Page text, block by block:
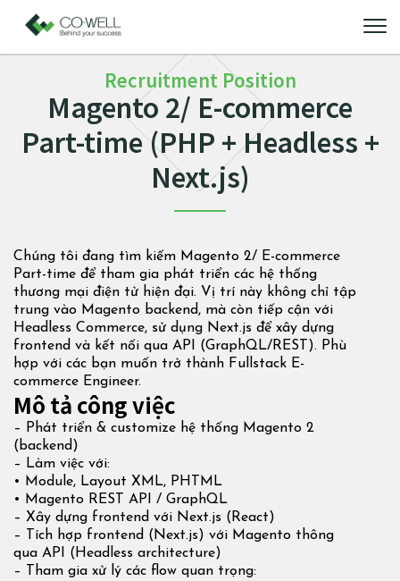
Recruitment Position
Magento 2/ E-commerce
Part-time (PHP + Headless +
Next.js)
Chúng tôi đang tìm kiếm Magento 2/ E-commerce
Part-time để tham gia phát triển các hệ thống
thương mại điện tử hiện đại. Vị trí này không chỉ tập
trung vào Magento backend, mà còn tiếp cận với
Headless Commerce, sử dụng Next.js để xây dựng
frontend và kết nối qua API (GraphQL/REST). Phù
hợp với các bạn muốn trở thành Fullstack E-
commerce Engineer.
Mô tả công việc
– Phát triển & customize hệ thống Magento 2
(backend)
– Làm việc với:
• Module, Layout XML, PHTML
• Magento REST API / GraphQL
– Xây dựng frontend với Next.js (React)
– Tích hợp frontend (Next.js) với Magento thông
qua API (Headless architecture)
– Tham gia xử lý các flow quan trọng: